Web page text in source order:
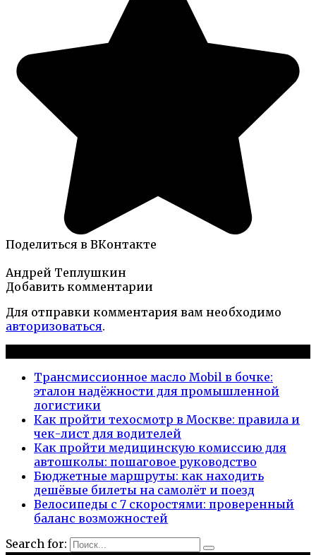
Поделиться в ВКонтакте
Андрей Теплушкин
Добавить комментарии
Для отправки комментария вам необходимо
авторизоваться.
Трансмиссионное масло Mobil в бочке:
эталон надёжности для промышленной
логистики
Как пройти техосмотр в Москве: правила и
чек-лист для водителей
Как пройти медицинскую комиссию для
автошколы: пошаговое руководство
Бюджетные маршруты: как находить
дешёвые билеты на самолёт и поезд
Велосипеды с 7 скоростями: проверенный
баланс возможностей
Search for: